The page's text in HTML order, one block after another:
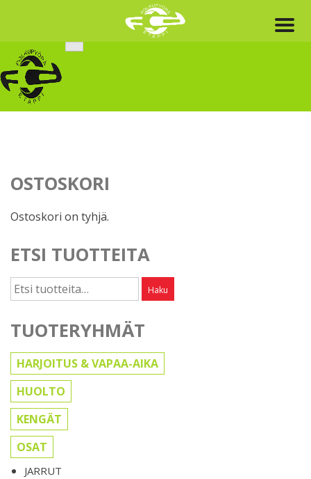
content
OSTOSKORI
Ostoskori on tyhjä.
ETSI TUOTTEITA
Etsi: Haku
TUOTERYHMÄT
HARJOITUS & VAPAA-AIKA
HUOLTO
KENGÄT
OSAT
JARRUT